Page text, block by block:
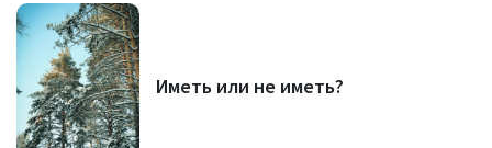
Иметь или не иметь?